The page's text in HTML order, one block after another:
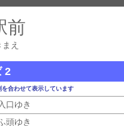
前
え
2
合わせて表示しています
口ゆき
頭ゆき